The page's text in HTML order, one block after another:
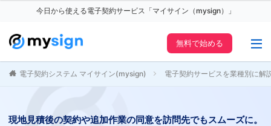
今日から使える電子契約サービス「マイサイン（mysign）」
無料で始める
電子契約システム マイサイン(mysign) 電子契約サービスを業種別に解
現地見積後の契約や追加作業の同意を訪問先でもスムーズに。